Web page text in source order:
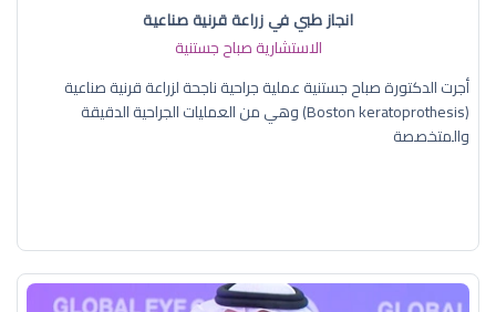
انجاز طبي في زراعة قرنية صناعية
الاستشارية صباح جستنية
أجرت الدكتورة صباح جستنية عملية جراحية ناجحة لزراعة قرنية صناعية
(Boston keratoprothesis) وهي من العمليات الجراحية الدقيقة
والمتخصصة